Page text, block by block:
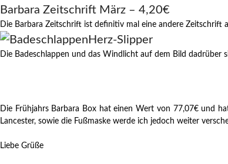
Barbara Zeitschrift März – 4,20€
Die Barbara Zeitschrift ist definitiv mal eine andere Zeitschrift
Herz-Slipper
Die Badeschlappen und das Windlicht auf dem Bild dadrüber
Die Frühjahrs Barbara Box hat einen Wert von 77,07€ und
Lancester, sowie die Fußmaske werde ich jedoch weiter
Liebe Grüße